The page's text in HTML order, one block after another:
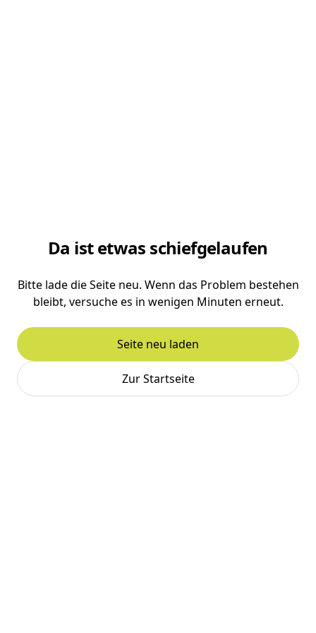
Da ist etwas schiefgelaufen
Bitte lade die Seite neu. Wenn das Problem bestehen
bleibt, versuche es in wenigen Minuten erneut.
Seite neu laden
Zur Startseite